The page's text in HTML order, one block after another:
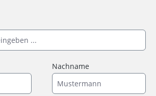
Nachname